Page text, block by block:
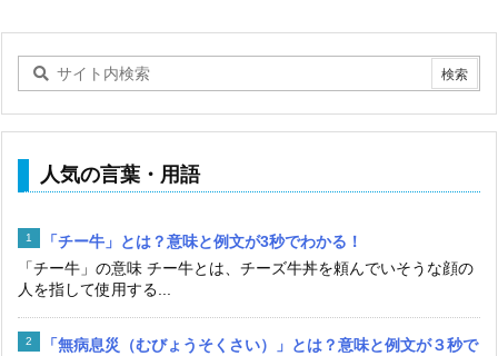
人気の言葉・用語
「チー牛」とは？意味と例文が3秒でわかる！
「チー牛」の意味 チー牛とは、チーズ牛丼を頼んでいそうな顔の
人を指して使用する...
「無病息災（むびょうそくさい）」とは？意味と例文が３秒で